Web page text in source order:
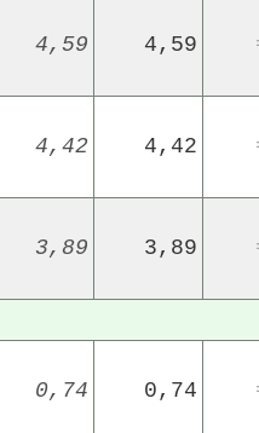
4,59 4,59
4,42 4,42
3,89 3,89
0,74 0,74